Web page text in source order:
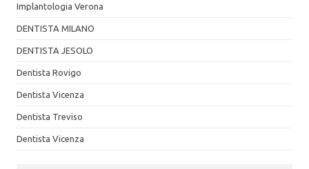
Implantologia Verona
DENTISTA MILANO
DENTISTA JESOLO
Dentista Rovigo
Dentista Vicenza
Dentista Treviso
Dentista Vicenza